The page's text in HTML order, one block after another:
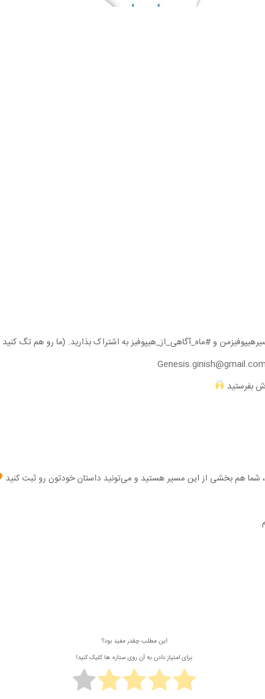
شما هم بخشی از این مسیر هستید و می‌تونید داستان خودتون رو ثبت کنید
این مطلب چقدر مفید بود؟
برای امتیاز دادن به آن روی ستاره ها کلیک کنید!